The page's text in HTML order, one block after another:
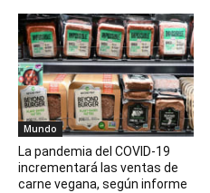
Mundo
La pandemia del COVID-19
incrementará las ventas de
carne vegana, según informe